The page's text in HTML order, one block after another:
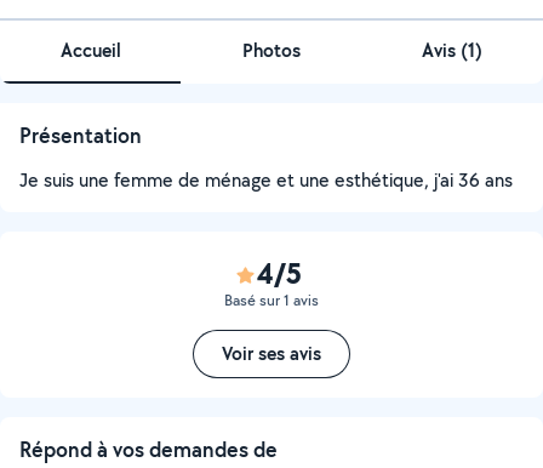
Accueil Photos Avis (1)
Présentation
Je suis une femme de ménage et une esthétique, j'ai 36 ans
4/5
Basé sur 1 avis
Voir ses avis
Répond à vos demandes de